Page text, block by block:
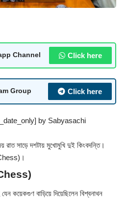
Channel Click here
Group Click here
by Sabyasachi
রাত সাড়ে দশটায় মুখোমুখি দুই কিংবদন্তি।
কয়েকগুণ বাড়িয়ে দিয়েছিলেন বিশ্বনাথন